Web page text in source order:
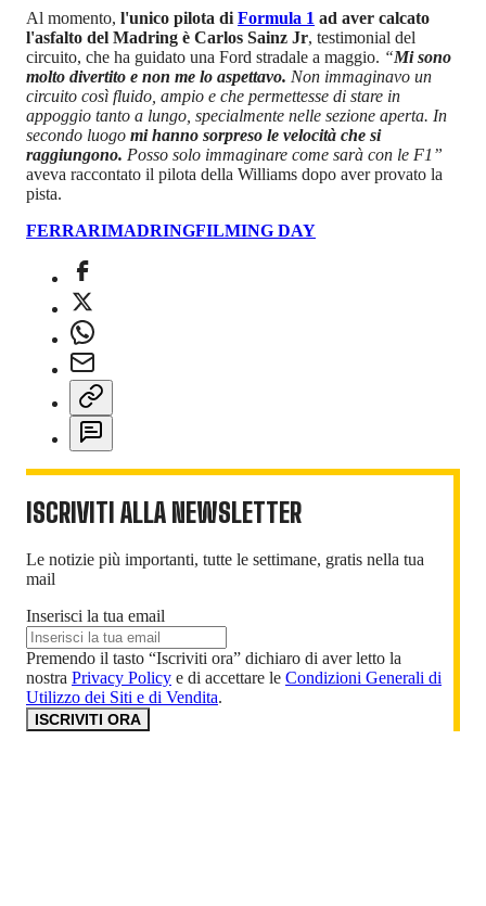
Al momento, l'unico pilota di Formula 1 ad aver calcato
l'asfalto del Madring è Carlos Sainz Jr, testimonial del
circuito, che ha guidato una Ford stradale a maggio. “Mi sono
molto divertito e non me lo aspettavo. Non immaginavo un
circuito così fluido, ampio e che permettesse di stare in
appoggio tanto a lungo, specialmente nelle sezione aperta. In
secondo luogo mi hanno sorpreso le velocità che si
raggiungono. Posso solo immaginare come sarà con le F1”
aveva raccontato il pilota della Williams dopo aver provato la
pista.
FERRARIMADRINGFILMING DAY
ISCRIVITI ALLA NEWSLETTER
Le notizie più importanti, tutte le settimane, gratis nella tua
mail
Inserisci la tua email
Premendo il tasto “Iscriviti ora” dichiaro di aver letto la
nostra Privacy Policy e di accettare le Condizioni Generali di
Utilizzo dei Siti e di Vendita.
ISCRIVITI ORA